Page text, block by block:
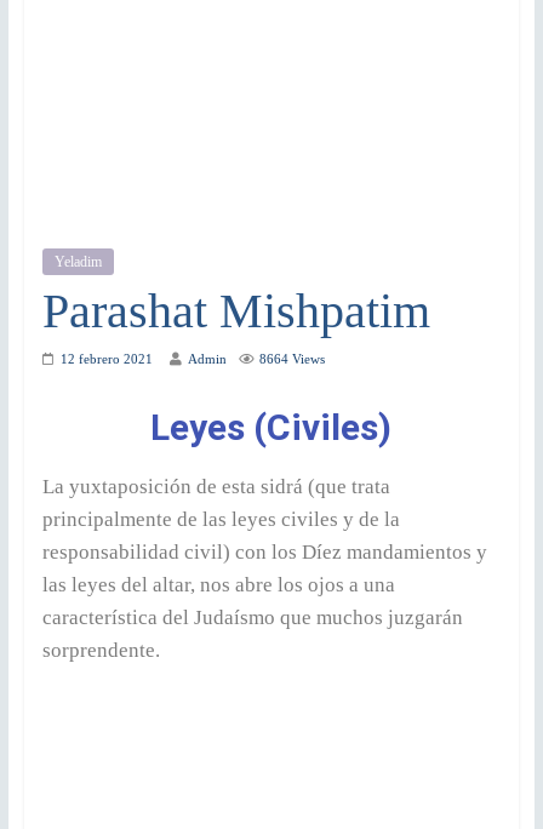
Yeladim
Parashat Mishpatim
12 febrero 2021 Admin 8664 Views
Leyes (Civiles)
La yuxtaposición de esta sidrá (que trata
principalmente de las leyes civiles y de la
responsabilidad civil) con los Díez mandamientos y
las leyes del altar, nos abre los ojos a una
característica del Judaísmo que muchos juzgarán
sorprendente.